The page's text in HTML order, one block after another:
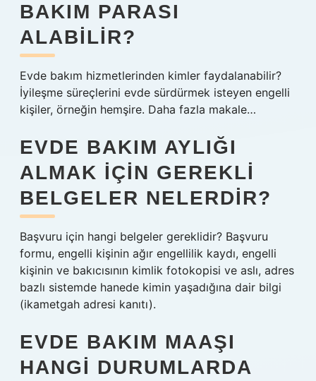
BAKIM PARASI
ALABILIR?
Evde bakım hizmetlerinden kimler faydalanabilir?
İyileşme süreçlerini evde sürdürmek isteyen engelli
kişiler, örneğin hemşire. Daha fazla makale…
EVDE BAKIM AYLIĞI
ALMAK IÇIN GEREKLI
BELGELER NELERDIR?
Başvuru için hangi belgeler gereklidir? Başvuru
formu, engelli kişinin ağır engellilik kaydı, engelli
kişinin ve bakıcısının kimlik fotokopisi ve aslı, adres
bazlı sistemde hanede kimin yaşadığına dair bilgi
(ikametgah adresi kanıtı).
EVDE BAKIM MAAŞI
HANGI DURUMLARDA